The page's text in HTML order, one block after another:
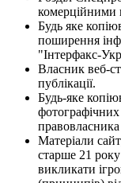
комерційними
Будь яке
поширення
"Інтерфакс-
Власник веб-
публікації.
Будь-яке
фотографічних
Матеріали
старше 21
викликати